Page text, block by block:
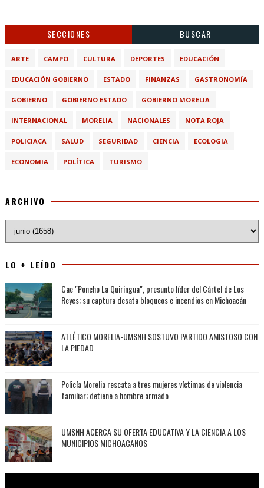
SECCIONES BUSCAR
ARTE CAMPO CULTURA DEPORTES EDUCACIÓN
EDUCACIÓN GOBIERNO ESTADO FINANZAS GASTRONOMÍA
GOBIERNO GOBIERNO ESTADO GOBIERNO MORELIA
INTERNACIONAL MORELIA NACIONALES NOTA ROJA
POLICIACA SALUD SEGURIDAD CIENCIA ECOLOGIA
ECONOMIA POLÍTICA TURISMO
ARCHIVO
LO + LEÍDO
Cae "Poncho La Quiringua", presunto líder del Cártel de Los
Reyes; su captura desata bloqueos e incendios en Michoacán
ATLÉTICO MORELIA-UMSNH SOSTUVO PARTIDO AMISTOSO CON
LA PIEDAD
Policía Morelia rescata a tres mujeres víctimas de violencia
familiar; detiene a hombre armado
UMSNH ACERCA SU OFERTA EDUCATIVA Y LA CIENCIA A LOS
MUNICIPIOS MICHOACANOS